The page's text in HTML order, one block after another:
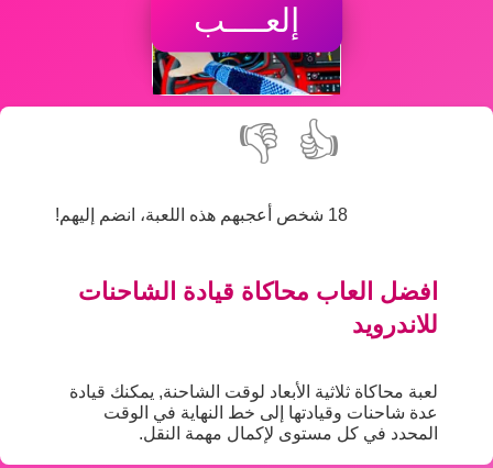
إلعــــب
👍
👎
18 شخص أعجبهم هذه اللعبة، انضم إليهم!
افضل العاب محاكاة قيادة الشاحنات
للاندرويد
لعبة محاكاة ثلاثية الأبعاد لوقت الشاحنة, يمكنك قيادة
عدة شاحنات وقيادتها إلى خط النهاية في الوقت
المحدد في كل مستوى لإكمال مهمة النقل.